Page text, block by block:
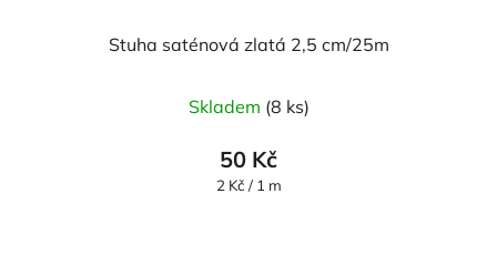
Stuha saténová zlatá 2,5 cm/25m
Skladem (8 ks)
50 Kč
Měrná
2 Kč / 1 m